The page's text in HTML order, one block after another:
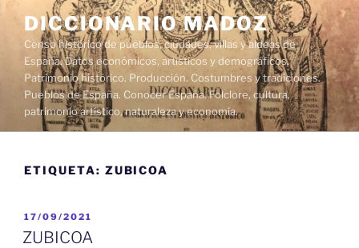
contenido
DICCIONARIO MADOZ
Censo histórico de pueblos, ciudades, villas y aldeas de
España. Datos económicos, artísticos y demográficos.
Patrimonio histórico. Producción. Costumbres y tradiciones.
Pueblos de España. Conocer España. Folclore, cultura,
patrimonio artístico, naturaleza y economía.
ETIQUETA: ZUBICOA
PUBLICADO
EL
17/09/2021
ZUBICOA